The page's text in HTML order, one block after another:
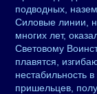
подводных,
Силовые линии,
многих лет,
Световому
плавятся,
нестабильность
пришельцев,